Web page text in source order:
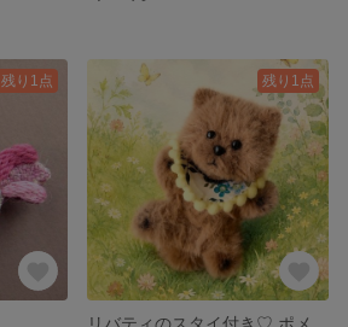
残り1点 残り1点